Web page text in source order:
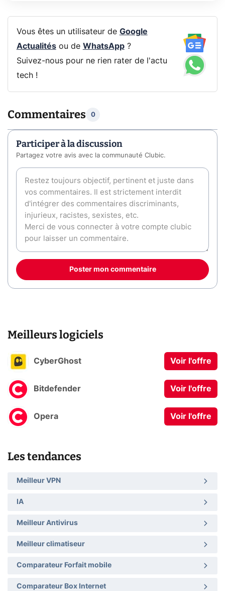
Vous êtes un utilisateur de Google
Actualitésou de WhatsApp?
Suivez-nous pour ne rien rater de l'actu
tech !
Commentaires 0
Participer à la discussion
Partagez votre avis avec la communauté Clubic.
Poster mon commentaire
Meilleurs logiciels
CyberGhost Voir l'offre
Bitdefender Voir l'offre
Opera Voir l'offre
Les tendances
Meilleur VPN
IA
Meilleur Antivirus
Meilleur climatiseur
Comparateur Forfait mobile
Comparateur Box Internet